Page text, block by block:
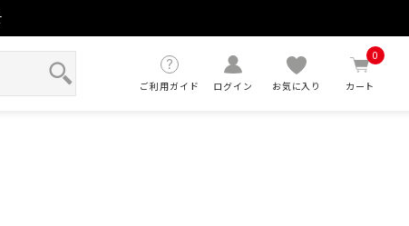
ご利用ガイド ログイン お気に入り カート
0